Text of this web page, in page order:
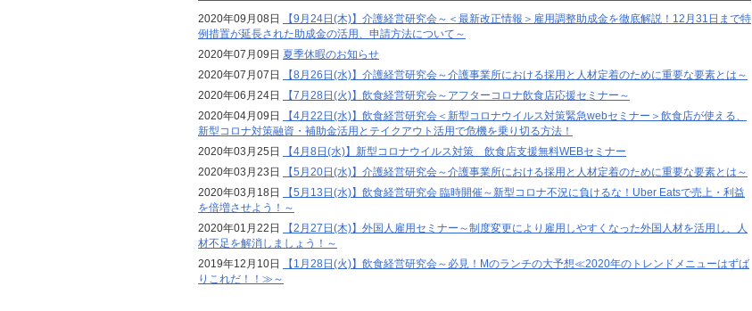
2020年09月08日
【9月24日(木)】介護経営研究会～＜最新改正情報＞雇用調整助成金を徹底解説！12月31日まで特
例措置が延長された助成金の活用、申請方法について～
2020年07月09日 夏季休暇のお知らせ
2020年07月07日
【8月26日(水)】介護経営研究会～介護事業所における採用と人材定着のために重要な要素とは～
2020年06月24日
【7月28日(火)】飲食経営研究会～アフターコロナ飲食店応援セミナー～
2020年04月09日
【4月22日(水)】飲食経営研究会＜新型コロナウイルス対策緊急webセミナー＞飲食店が使える、
新型コロナ対策融資・補助金活用とテイクアウト活用で危機を乗り切る方法！
2020年03月25日
【4月8日(水)】新型コロナウイルス対策 飲食店支援無料WEBセミナー
2020年03月23日
【5月20日(水)】介護経営研究会～介護事業所における採用と人材定着のために重要な要素とは～
2020年03月18日
【5月13日(水)】飲食経営研究会 臨時開催～新型コロナ不況に負けるな！Uber Eatsで売上・利益
を倍増させよう！～
2020年01月22日
【2月27日(木)】外国人雇用セミナー～制度変更により雇用しやすくなった外国人材を活用し、人
材不足を解消しましょう！～
2019年12月10日
【1月28日(火)】飲食経営研究会～必見！Mのランチの大予想≪2020年のトレンドメニューはずば
りこれだ！！≫～